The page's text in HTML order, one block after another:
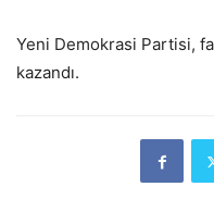
Yeni Demokrasi Partisi,
kazandı.